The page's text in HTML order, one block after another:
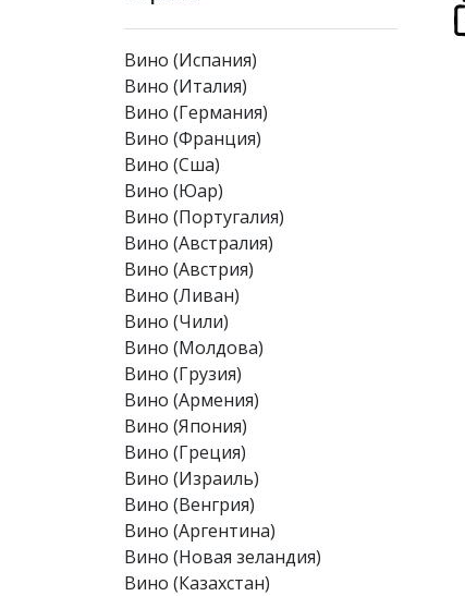
Вино (Испания)
Вино (Италия)
Вино (Германия)
Вино (Франция)
Вино (Сша)
Вино (Юар)
Вино (Португалия)
Вино (Австралия)
Вино (Австрия)
Вино (Ливан)
Вино (Чили)
Вино (Молдова)
Вино (Грузия)
Вино (Армения)
Вино (Япония)
Вино (Греция)
Вино (Израиль)
Вино (Венгрия)
Вино (Аргентина)
Вино (Новая зеландия)
Вино (Казахстан)